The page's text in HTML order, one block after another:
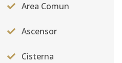
Area Comun
Ascensor
Cisterna